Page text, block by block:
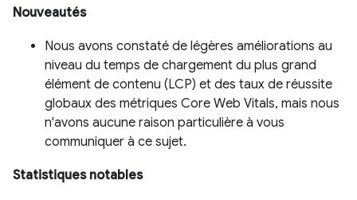
Nouveautés
Nous avons constaté de légères améliorations au
niveau du temps de chargement du plus grand
élément de contenu (LCP) et des taux de réussite
globaux des métriques Core Web Vitals, mais nous
n'avons aucune raison particulière à vous
communiquer à ce sujet.
Statistiques notables